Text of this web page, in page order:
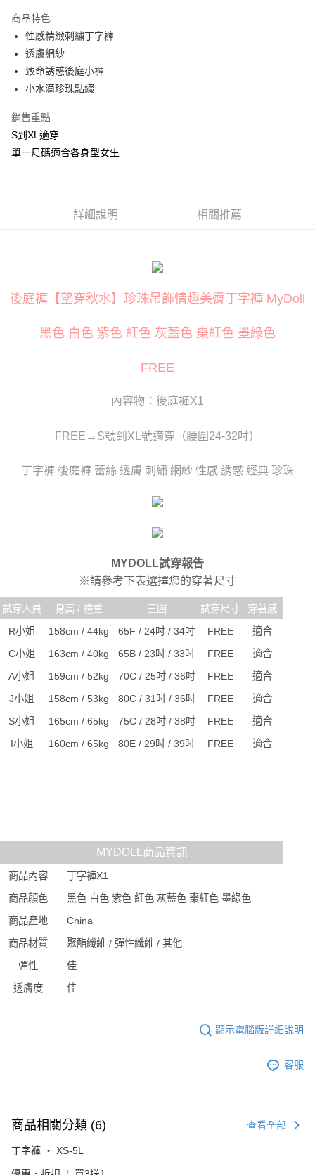
合作金庫商業銀行
華南商業銀行
上海商業儲蓄銀行
國泰世華商業銀行
臺灣中小企業銀行
聯邦商業銀行
元大商業銀行
台新國際商業銀行
超商取貨付款
LINE Pay
Apple Pay
悠遊付
AFTEE先享後付
１．於結帳方式選擇「AFTEE先享後付」後，將跳轉至「AFTEE先享後付」
結帳頁面，進行簡訊認證並確認金額後，即可完成結帳。
３．收到繳費通知簡訊後14天內，點擊此簡訊中的連結，可透過四大超商／
購買商品的店家。未經商家同意取消之訂單仍視為有效，需透過AFTEE先享
※ 交易是否成功請以「AFTEE先享後付 」之結帳頁面顯示為準，若有關於
是否繳費成功／繳費後需取消欲退款等相關疑問，請聯繫「AFTEE先享後付
易，需依本服務之必要範圍內提供個人資料，並將交易相關給付款項請求債
２．關於個人資料處理事宜，請瀏覽以下網址：
「AFTEE先享後付」，若未經同意申辦者引起之損失，本公司不負相關責
４．使用「AFTEE先享後付」時，將依據個別帳號之用戶狀況，依本公司即
請求用戶進行身份認證。
５．嚴禁一人註冊多個帳號或使用他人資訊註冊。若發現惡意使用之情形，
恩沛科技股份有限公司將有權停止該用戶之使用額度並採取法律行動。
每筆NT$80
付款後全家取貨
每筆NT$120
7-11取貨付款
每筆NT$80，滿NT$6,000(含以上)免運費
貨到付款(新竹貨運)
每筆NT$120
國家/地區配送 查看運費
商品特色
性感精緻刺繡丁字褲
透膚網紗
致命誘惑後庭小褲
小水滴珍珠點綴
銷售重點
S到XL適穿
單一尺碼適合各身型女生
詳細說明 相關推薦
後庭褲【望穿秋水】珍珠吊飾情趣美臀丁字褲 MyDoll
黑色 白色 紫色 紅色 灰藍色 棗紅色 墨綠色
FREE
內容物：後庭褲X1
FREE→S號到XL號適穿（腰圍24-32吋）
丁字褲 後庭褲 蕾絲 透膚 刺繡 網紗 性感 誘惑 經典 珍珠
MYDOLL試穿報告
※請參考下表選擇您的穿著尺寸
試穿人員 身高 / 體重 三圍 試穿尺寸
穿著感
R小姐
158cm / 44kg 65F / 24吋 / 34吋 FREE
適合
C小姐
163cm / 40kg 65B / 23吋 / 33吋 FREE
適合
A小姐
159cm / 52kg 70C / 25吋 / 36吋 FREE
適合
J小姐
158cm / 53kg 80C / 31吋 / 36吋 FREE
適合
S小姐
165cm / 65kg 75C / 28吋 / 38吋 FREE
適合
I小姐
160cm / 65kg 80E / 29吋 / 39吋 FREE 適合
MYDOLL商品資訊
商品內容
丁字褲X1
商品顏色
黑色 白色 紫色 紅色 灰藍色 棗紅色 墨綠色
商品產地
China
商品材質
聚酯纖維 / 彈性纖維 / 其他
彈性
佳
透膚度
佳
顯示電腦版詳細說明
客服
商品相關分類 (6) 查看全部
丁字褲 ‧ XS-5L